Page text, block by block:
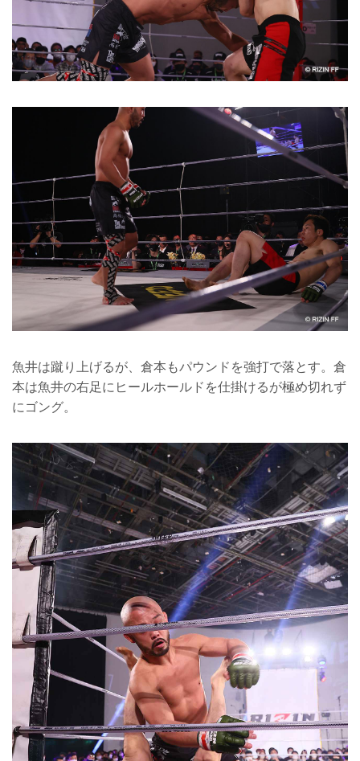
魚井は蹴り上げるが、倉本もパウンドを強打で落とす。倉
本は魚井の右足にヒールホールドを仕掛けるが極め切れず
にゴング。